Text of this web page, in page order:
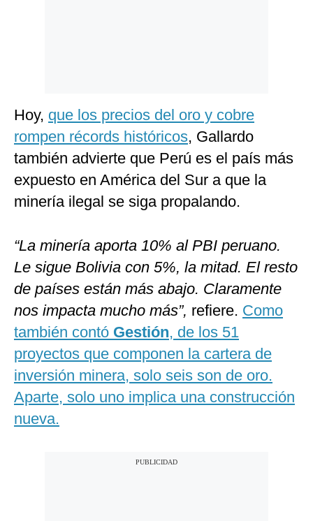
Hoy, que los precios del oro y cobre
rompen récords históricos, Gallardo
también advierte que Perú es el país más
expuesto en América del Sur a que la
minería ilegal se siga propalando.
“La minería aporta 10% al PBI peruano.
Le sigue Bolivia con 5%, la mitad. El resto
de países están más abajo. Claramente
nos impacta mucho más”, refiere. Como
también contó Gestión, de los 51
proyectos que componen la cartera de
inversión minera, solo seis son de oro.
Aparte, solo uno implica una construcción
nueva.